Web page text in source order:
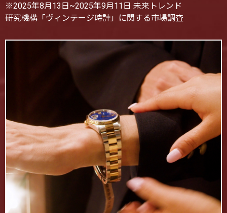
※2025年8月13日~2025年9月11日 未来トレンド
研究機構「ヴィンテージ時計」に関する市場調査